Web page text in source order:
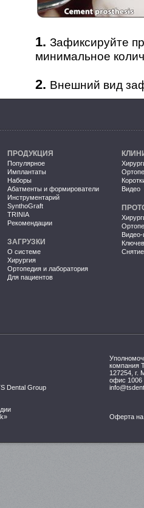
1. Зафиксируйте
минимальное
2. Внешний вид
ПРОДУКЦИЯ
Популярное
Имплантаты
Наборы
Абатменты и формирователи
Инструментарий
SynthoGraft
TRINIA
Рекомендации
ЗАГРУЗКИ
О системе
Хирургия
Ортопедия и лаборатория
Для пациентов
Видео
Видео-
Dental Group
компания
127254, г.
офис 1006
» Оферта на